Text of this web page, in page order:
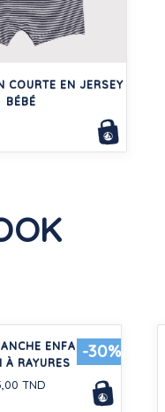
COURTE EN JERSEY
BÉBÉ
-30%
ENFANT EN
À RAYURES
TND